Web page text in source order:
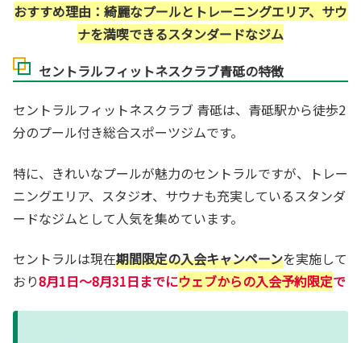
おすすめ理由：綺麗なプールとトレーニングエリア、サウ
ナを満喫できるスタンダードなジム
セントラルフィットネスクラブ青砥の特徴
セントラルフィットネスクラブ 青砥は、青砥駅から徒歩2
分のプール付き総合スポーツジムです。
特に、きれいなプールが魅力のセントラルですが、トレー
ニングエリア、スタジオ、サウナも充実しているスタンダ
ードなジムとして人気を集めています。
セントラルは現在期間限定の入会キャンペーンを実施して
おり8月1日～8月31日までにウェブからの入会予約限定で